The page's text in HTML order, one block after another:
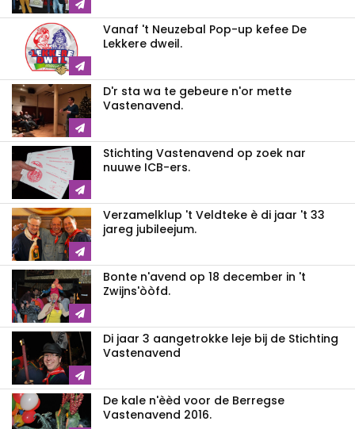
Vanaf 't Neuzebal Pop-up kefee De
Lekkere dweil.
D'r sta wa te gebeure n'or mette
Vastenavend.
Stichting Vastenavend op zoek nar
nuuwe ICB-ers.
Verzamelklup 't Veldteke è di jaar 't 33
jareg jubileejum.
Bonte n'avend op 18 december in 't
Zwijns'òòfd.
Di jaar 3 aangetrokke leje bij de Stichting
Vastenavend
De kale n'èèd voor de Berregse
Vastenavend 2016.